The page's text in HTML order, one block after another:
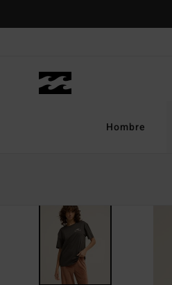
producto
Hombre